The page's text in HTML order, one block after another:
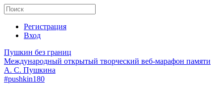
Регистрация
Вход
Пушкин без границ
Международный открытый творческий веб-марафон памяти
А. С. Пушкина
#pushkin180